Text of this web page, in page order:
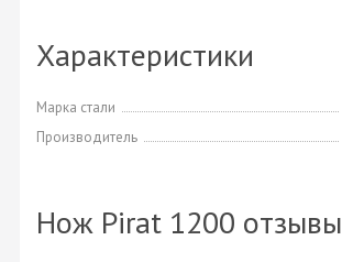
Характеристики
Марка стали
Производитель
Нож Pirat 1200 отзывы